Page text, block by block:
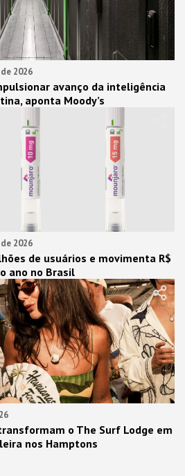
2026
avanço da inteligência
aponta Moody’s
2026
de usuários e movimenta R$
ano no Brasil
o The Surf Lodge em
nos Hamptons